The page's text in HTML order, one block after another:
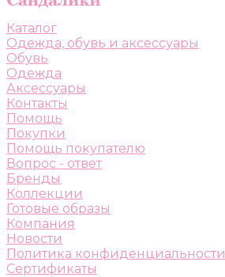
Каталог
Одежда, обувь и аксессуары
Обувь
Одежда
Аксессуары
Контакты
Помощь
Покупки
Помощь покупателю
Вопрос - ответ
Бренды
Коллекции
Готовые образы
Компания
Новости
Политика конфиденциальности
Сертификаты